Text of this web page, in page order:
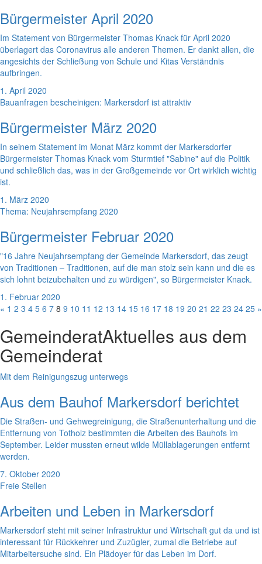
Bürgermeister April 2020
Im Statement von Bürgermeister Thomas Knack für April 2020
überlagert das Coronavirus alle anderen Themen. Er dankt allen, die
angesichts der Schließung von Schule und Kitas Verständnis
aufbringen.
1. April 2020
Bauanfragen bescheinigen: Markersdorf ist attraktiv
Bürgermeister März 2020
In seinem Statement im Monat März kommt der Markersdorfer
Bürgermeister Thomas Knack vom Sturmtief "Sabine" auf die Politik
und schließlich das, was in der Großgemeinde vor Ort wirklich wichtig
ist.
1. März 2020
Thema: Neujahrsempfang 2020
Bürgermeister Februar 2020
"16 Jahre Neujahrsempfang der Gemeinde Markersdorf, das zeugt
von Traditionen – Traditionen, auf die man stolz sein kann und die es
sich lohnt beizubehalten und zu würdigen", so Bürgermeister Knack.
1. Februar 2020
« 1 2 3 4 5 6 7 8 9 10 11 12 13 14 15 16 17 18 19 20 21 22 23 24 25 »
GemeinderatAktuelles aus dem
Gemeinderat
Mit dem Reinigungszug unterwegs
Aus dem Bauhof Markersdorf berichtet
Die Straßen- und Gehwegreinigung, die Straßenunterhaltung und die
Entfernung von Totholz bestimmten die Arbeiten des Bauhofs im
September. Leider mussten erneut wilde Müllablagerungen entfernt
werden.
7. Oktober 2020
Freie Stellen
Arbeiten und Leben in Markersdorf
Markersdorf steht mit seiner Infrastruktur und Wirtschaft gut da und ist
interessant für Rückkehrer und Zuzügler, zumal die Betriebe auf
Mitarbeitersuche sind. Ein Plädoyer für das Leben im Dorf.